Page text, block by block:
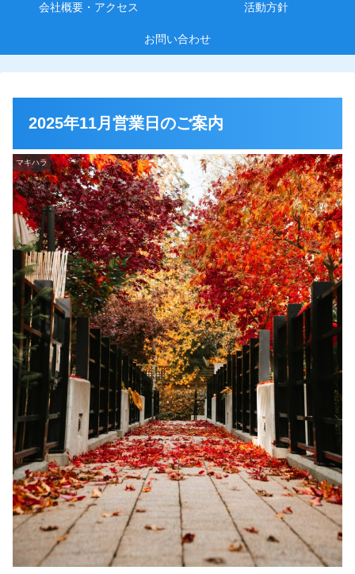
会社概要・アクセス 活動方針
お問い合わせ
2025年11月営業日のご案内
マキハラ